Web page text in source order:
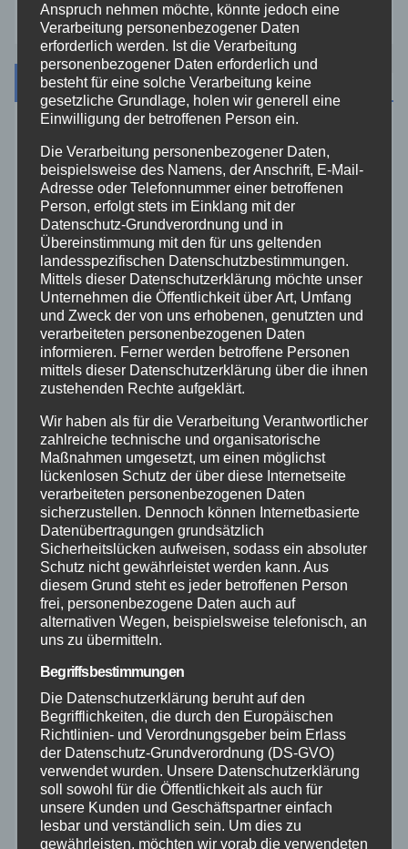
Kategorien
Allgemein
Altenkirchen
Bundespolizei
Feuerwehr
Hilfsorganisationen
Mayen-Koblenz
Neuwied
Polizei
Rettungsdienst
Rhein-Lahn
THW
Veranstaltungen
Video
Westerwald
Anspruch nehmen möchte, könnte jedoch eine
Verarbeitung personenbezogener Daten
erforderlich werden. Ist die Verarbeitung
personenbezogener Daten erforderlich und
besteht für eine solche Verarbeitung keine
gesetzliche Grundlage, holen wir generell eine
Einwilligung der betroffenen Person ein.
Die Verarbeitung personenbezogener Daten,
beispielsweise des Namens, der Anschrift, E-Mail-
Adresse oder Telefonnummer einer betroffenen
Person, erfolgt stets im Einklang mit der
Datenschutz-Grundverordnung und in
Übereinstimmung mit den für uns geltenden
landesspezifischen Datenschutzbestimmungen.
Mittels dieser Datenschutzerklärung möchte unser
Unternehmen die Öffentlichkeit über Art, Umfang
und Zweck der von uns erhobenen, genutzten und
verarbeiteten personenbezogenen Daten
informieren. Ferner werden betroffene Personen
mittels dieser Datenschutzerklärung über die ihnen
zustehenden Rechte aufgeklärt.
Wir haben als für die Verarbeitung Verantwortlicher
zahlreiche technische und organisatorische
Maßnahmen umgesetzt, um einen möglichst
lückenlosen Schutz der über diese Internetseite
verarbeiteten personenbezogenen Daten
sicherzustellen. Dennoch können Internetbasierte
Datenübertragungen grundsätzlich
Sicherheitslücken aufweisen, sodass ein absoluter
Schutz nicht gewährleistet werden kann. Aus
diesem Grund steht es jeder betroffenen Person
frei, personenbezogene Daten auch auf
alternativen Wegen, beispielsweise telefonisch, an
uns zu übermitteln.
Begriffsbestimmungen
Die Datenschutzerklärung beruht auf den
Begrifflichkeiten, die durch den Europäischen
Richtlinien- und Verordnungsgeber beim Erlass
der Datenschutz-Grundverordnung (DS-GVO)
verwendet wurden. Unsere Datenschutzerklärung
soll sowohl für die Öffentlichkeit als auch für
unsere Kunden und Geschäftspartner einfach
lesbar und verständlich sein. Um dies zu
gewährleisten, möchten wir vorab die verwendeten